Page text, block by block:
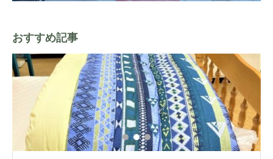
おすすめ記事